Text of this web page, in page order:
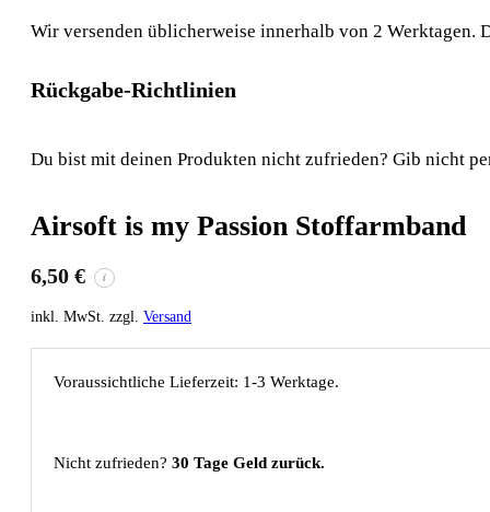
Wir versenden üblicherweise innerhalb von 2 Werktagen.
Rückgabe-Richtlinien
Du bist mit deinen Produkten nicht zufrieden? Gib nicht
Airsoft is my Passion Stoffarmband
6,50 € i
inkl. MwSt. zzgl. Versand
Voraussichtliche Lieferzeit: 1-3 Werktage.
Nicht zufrieden? 30 Tage Geld zurück.